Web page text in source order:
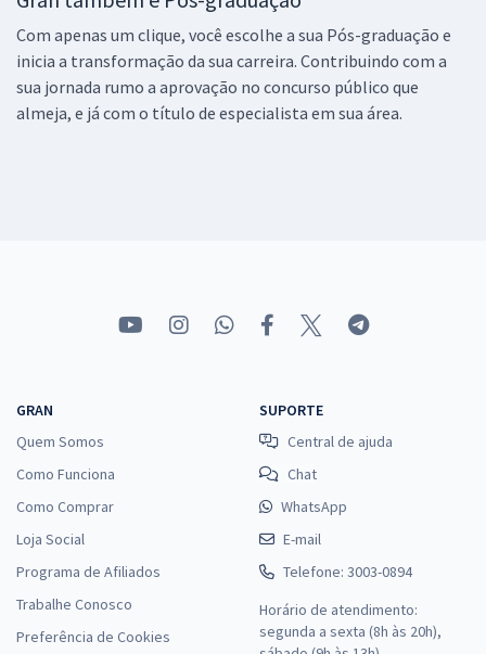
Com apenas um clique, você escolhe a sua Pós-graduação e
inicia a transformação da sua carreira. Contribuindo com a
sua jornada rumo a aprovação no concurso público que
almeja, e já com o título de especialista em sua área.
GRAN
Quem Somos
Como Funciona
Como Comprar
Loja Social
Programa de Afiliados
Trabalhe Conosco
Preferência de Cookies
SUPORTE
Central de ajuda
Chat
WhatsApp
E-mail
Telefone: 3003-0894
Horário de atendimento:
segunda a sexta (8h às 20h),